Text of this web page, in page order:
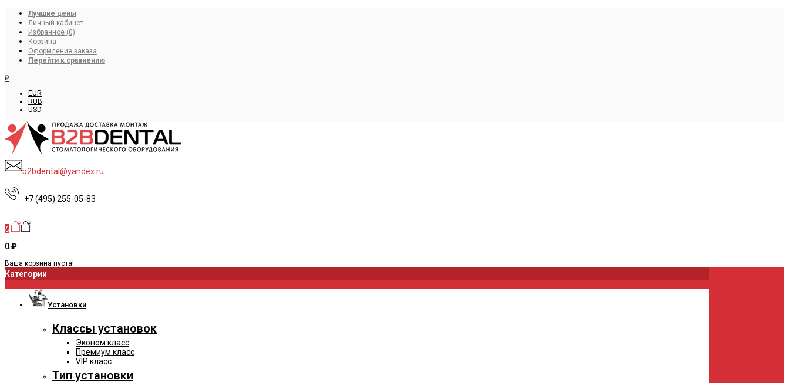
Лучшие цены
Личный кабинет
Избранное (0)
Корзина
Оформление заказа
Перейти к сравнению
₽
EUR
RUB
USD
b2bdental@yandex.ru
+7 (495) 255-05-83
0
0 ₽
Ваша корзина пуста!
Категории
Установки
Классы установок
Эконом класс
Премиум класс
VIP класс
Тип установки